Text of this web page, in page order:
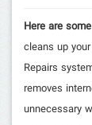
Here are
– removes
unnecessary